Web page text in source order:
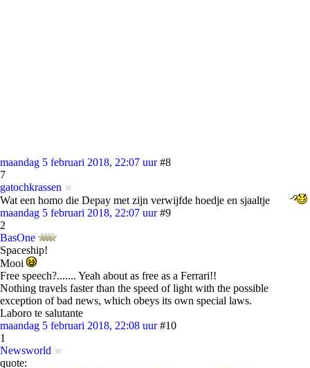
maandag 5 februari 2018, 22:07 uur #8
7
gatochkrassen
Wat een homo die Depay met zijn verwijfde hoedje en sjaaltje
maandag 5 februari 2018, 22:07 uur #9
2
BasOne
Spaceship!
Mooi
Free speech?....... Yeah about as free as a Ferrari!!
Nothing travels faster than the speed of light with the possible
exception of bad news, which obeys its own special laws.
Laboro te salutante
maandag 5 februari 2018, 22:08 uur #10
1
Newsworld
quote: